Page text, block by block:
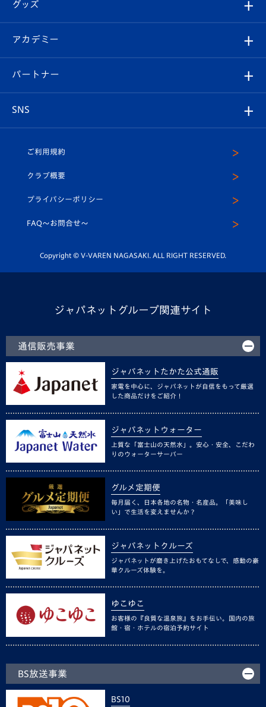
チケット
イベント
メディア
ホームタウン
スタッフプロフィール
マスコット紹介
平和祈念活動
ホームタウン活動
Revive Team
ヴィヴィくんの長崎おもてなしガイド
フォトギャラリー
スタジアムグルメ
V-LOVERS（ファンクラブ）
プレイヤーズスイート
グッズ
オンラインショップ
店舗情報
アカデミー
育成からのお知らせ
U-18
スクール
パートナー
SNS
ヴィヴィくんインスタグラム
公式LINE＠
ご利用規約
クラブ概要
プライバシーポリシー
FAQ〜お問合せ〜
Copyright © V-VAREN NAGASAKI. ALL RIGHT RESERVED.
ジャパネットグループ関連サイト
通信販売事業
ジャパネットたかた公式通販
家電を中心に、ジャパネットが自信をもって厳選
した商品だけをご紹介！
ジャパネットウォーター
上質な「富士山の天然水」。安心・安全、こだわ
りのウォーターサーバー
グルメ定期便
毎月届く、日本各地の名物・名産品。「美味し
い」で生活を変えませんか？
ジャパネットクルーズ
ジャパネットが磨き上げたおもてなしで、感動の豪
華クルーズ体験を。
ゆこゆこ
お客様の『良質な温泉旅』をお手伝い。国内の旅
館・宿・ホテルの宿泊予約サイト
BS放送事業
BS10